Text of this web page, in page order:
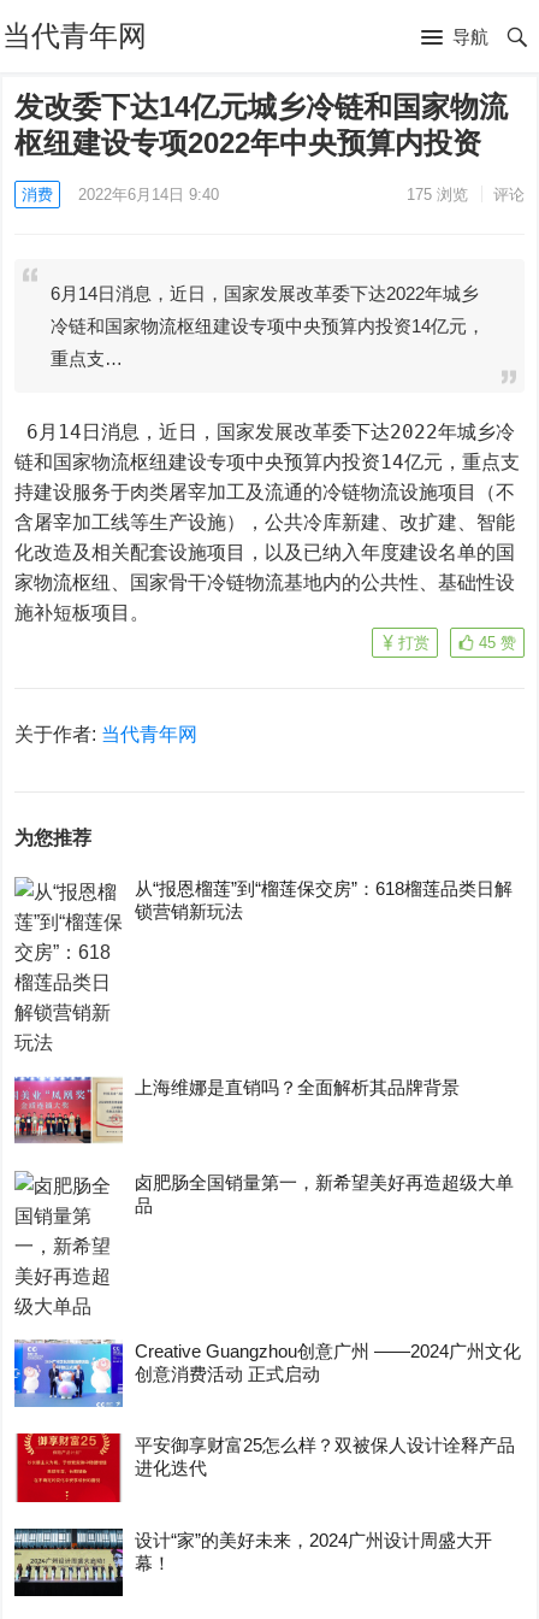
当代青年网 导航
发改委下达14亿元城乡冷链和国家物流
枢纽建设专项2022年中央预算内投资
消费 2022年6月14日 9:40 175浏览 评论
6月14日消息，近日，国家发展改革委下达2022年城乡
冷链和国家物流枢纽建设专项中央预算内投资14亿元，
重点支…
链和国家物流枢纽建设专项中央预算内投资14亿元，重点支
持建设服务于肉类屠宰加工及流通的冷链物流设施项目（不
含屠宰加工线等生产设施），公共冷库新建、改扩建、智能
化改造及相关配套设施项目，以及已纳入年度建设名单的国
家物流枢纽、国家骨干冷链物流基地内的公共性、基础性设
施补短板项目。
45 赞
打赏
关于作者: 当代青年网
为您推荐
从“报恩榴莲”到“榴莲保交房”：618榴莲品类日解
锁营销新玩法
上海维娜是直销吗？全面解析其品牌背景
卤肥肠全国销量第一，新希望美好再造超级大单
品
Creative Guangzhou创意广州 ——2024广州文化
创意消费活动 正式启动
平安御享财富25怎么样？双被保人设计诠释产品
进化迭代
设计“家”的美好未来，2024广州设计周盛大开
幕！